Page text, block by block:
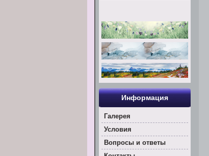
Информация
Галерея
Условия
Вoпросы и ответы